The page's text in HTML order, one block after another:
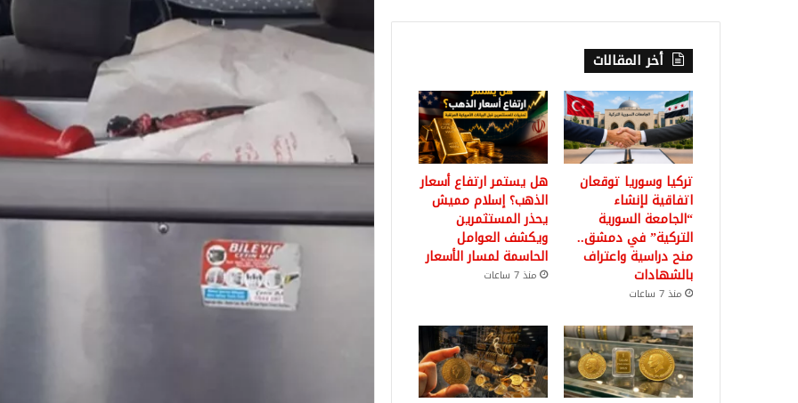
أخر المقالات
تركيا وسوريا توقعان
اتفاقية لإنشاء
“الجامعة السورية
التركية” في دمشق..
منح دراسية واعتراف
بالشهادات
منذ 7 ساعات
هل يستمر ارتفاع أسعار
الذهب؟ إسلام مميش
يحذر المستثمرين
ويكشف العوامل
الحاسمة لمسار الأسعار
منذ 7 ساعات